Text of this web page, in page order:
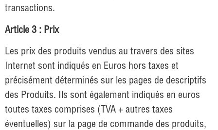
transactions.
Article 3 : Prix
Les prix des produits vendus au travers des sites
Internet sont indiqués en Euros hors taxes et
précisément déterminés sur les pages de descriptifs
des Produits. Ils sont également indiqués en euros
toutes taxes comprises (TVA + autres taxes
éventuelles) sur la page de commande des produits,